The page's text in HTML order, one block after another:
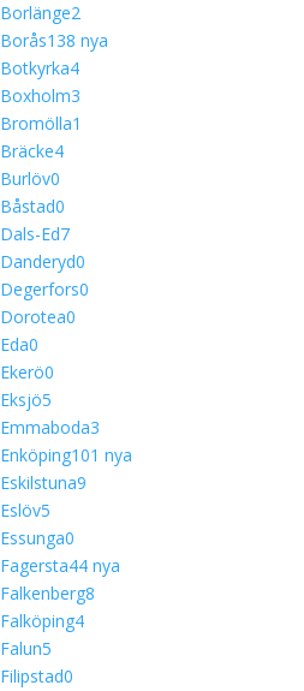
Borlänge2
Borås138 nya
Botkyrka4
Boxholm3
Bromölla1
Bräcke4
Burlöv0
Båstad0
Dals-Ed7
Danderyd0
Degerfors0
Dorotea0
Eda0
Ekerö0
Eksjö5
Emmaboda3
Enköping101 nya
Eskilstuna9
Eslöv5
Essunga0
Fagersta44 nya
Falkenberg8
Falköping4
Falun5
Filipstad0